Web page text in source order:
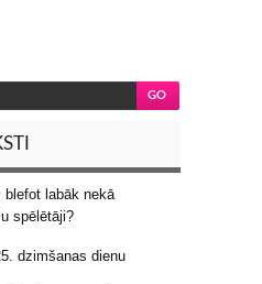
labāk nekā
spēlētāji?
dzimšanas dienu